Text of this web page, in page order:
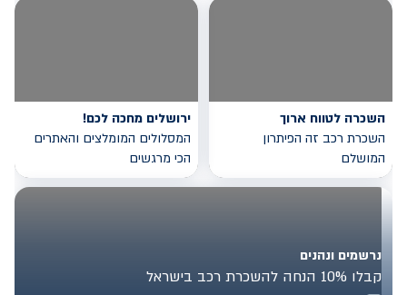
השכרה לטווח ארוך
השכרת רכב זה הפיתרון
המושלם
ירושלים מחכה לכם!
המסלולים המומלצים והאתרים
הכי מרגשים
נרשמים ונהנים
קבלו 10% הנחה להשכרת רכב בישראל